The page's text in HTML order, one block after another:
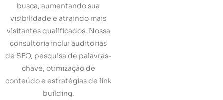
busca, aumentando sua
visibilidade e atraindo mais
visitantes qualificados. Nossa
consultoria inclui auditorias
de SEO, pesquisa de palavras-
chave, otimização de
conteúdo e estratégias de link
building.